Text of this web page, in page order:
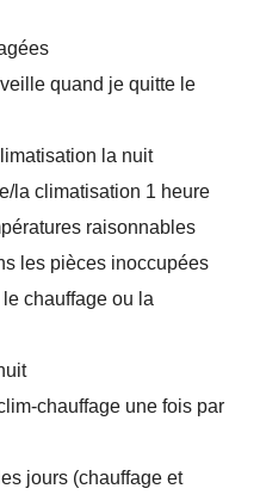
quand je quitte le
la nuit
la climatisation 1 heure
raisonnables
les pièces inoccupées
chauffage ou la
chauffage une fois par
jours (chauffage et